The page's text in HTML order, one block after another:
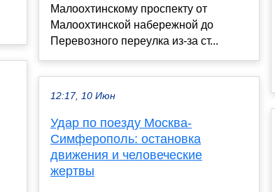
Малоохтинскому проспекту от
Малоохтинской набережной до
Перевозного переулка из-за ст...
12:17, 10 Июн
Удар по поезду Москва-
Симферополь: остановка
движения и человеческие
жертвы